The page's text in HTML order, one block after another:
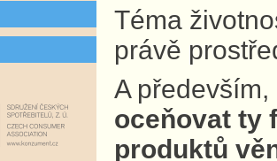
Téma
právě
A především,
oceňovat ty
produktů